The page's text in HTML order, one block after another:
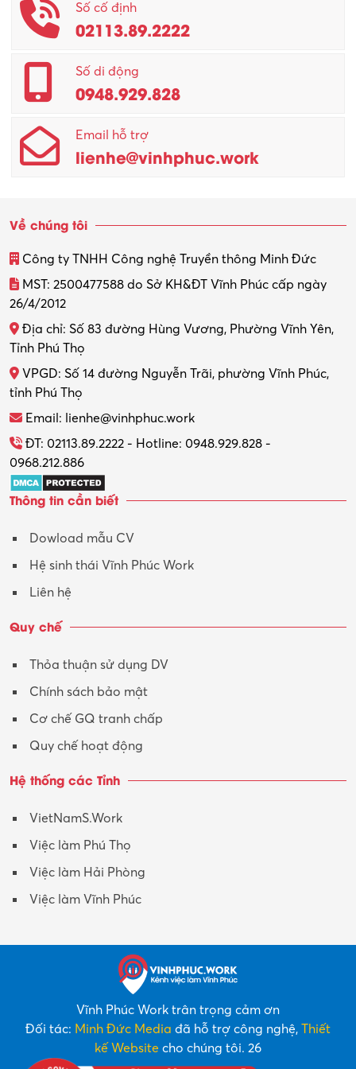
Promotion Girl (PG)
Quản lý – Giám đốc
Quản lý chất lượng – QC
Quản lý sản xuất
Quản trị kinh doanh
Thiết kế nội thất
Thợ máy – Ô tô – Xe máy
Thực tập
Tổ chức sự kiện – Quà tặng
Trợ lý
Tư vấn
Tư vấn – Kiến trúc
Y tế-Dược
Số cố định
02113.89.2222
Số di động
0948.929.828
Email hỗ trợ
lienhe@vinhphuc.work
Về chúng tôi
Công ty TNHH Công nghệ Truyền thông Minh Đức
MST: 2500477588 do Sở KH&ĐT Vĩnh Phúc cấp ngày
26/4/2012
Địa chỉ: Số 83 đường Hùng Vương, Phường Vĩnh Yên,
Tỉnh Phú Thọ
VPGD: Số 14 đường Nguyễn Trãi, phường Vĩnh Phúc,
tỉnh Phú Thọ
Email: lienhe@vinhphuc.work
ĐT: 02113.89.2222 - Hotline: 0948.929.828 -
0968.212.886
Thông tin cần biết
Dowload mẫu CV
Hệ sinh thái Vĩnh Phúc Work
Liên hệ
Quy chế
Thỏa thuận sử dụng DV
Chính sách bảo mật
Cơ chế GQ tranh chấp
Quy chế hoạt động
Hệ thống các Tỉnh
VietNamS.Work
Việc làm Phú Thọ
Việc làm Hải Phòng
Việc làm Vĩnh Phúc
Vĩnh Phúc Work trân trọng cảm ơn
Đối tác: Minh Đức Media đã hỗ trợ công nghệ, Thiết
kế Website cho chúng tôi. 26